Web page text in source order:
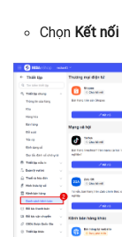
Chọn Kết nối